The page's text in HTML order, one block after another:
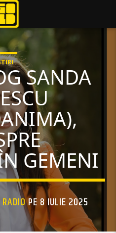
SANDA
GEMENI
PE 8 IULIE 2025